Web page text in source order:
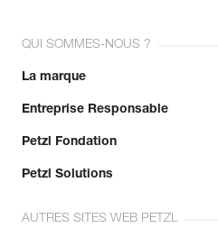
QUI SOMMES-NOUS ?
La marque
Entreprise Responsable
Petzl Fondation
Petzl Solutions
AUTRES SITES WEB PETZL